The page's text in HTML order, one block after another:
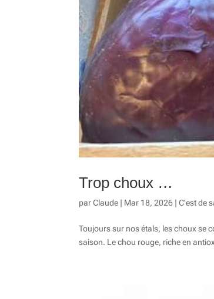
Trop choux …
parClaude | Mar 18, 2026 |C'est de
Toujours sur nos étals, les choux se
saison. Le chou rouge, riche en